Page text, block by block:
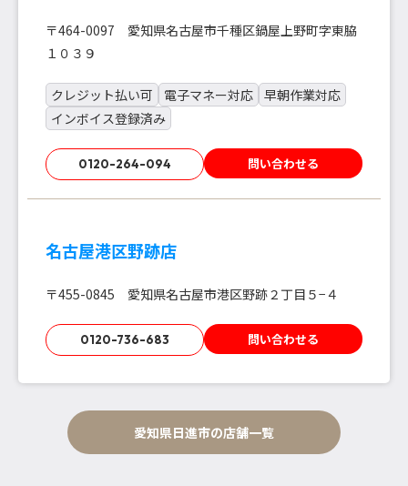
〒464-0097 愛知県名古屋市千種区鍋屋上野町字東脇
１０３９
クレジット払い可 電子マネー対応 早朝作業対応
インボイス登録済み
0120-264-094 問い合わせる
名古屋港区野跡店
〒455-0845 愛知県名古屋市港区野跡２丁目５−４
0120-736-683 問い合わせる
愛知県日進市の店舗一覧